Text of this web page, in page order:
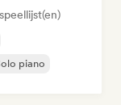
piano